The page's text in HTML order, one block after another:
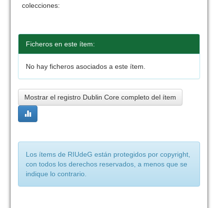
colecciones:
Ficheros en este ítem:
No hay ficheros asociados a este ítem.
Mostrar el registro Dublin Core completo del ítem
Los ítems de RIUdeG están protegidos por copyright,
con todos los derechos reservados, a menos que se
indique lo contrario.